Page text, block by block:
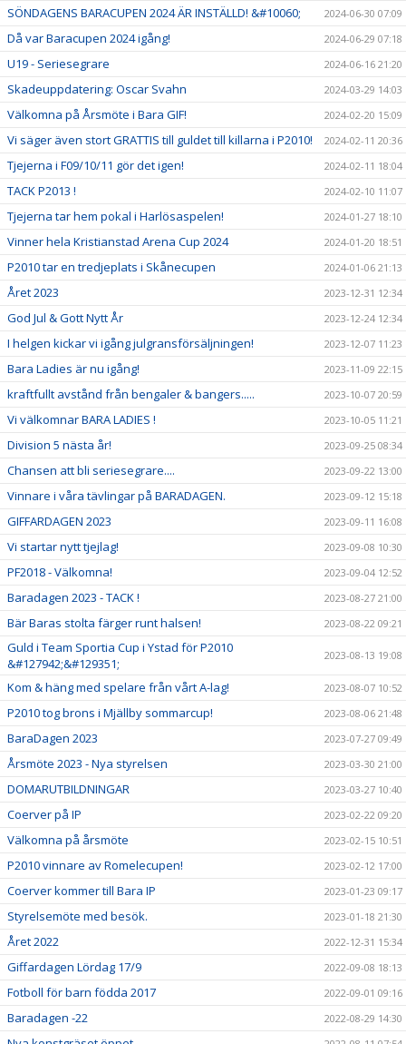
SÖNDAGENS BARACUPEN 2024 ÄR INSTÄLLD! &#10060; 2024-06-30 07:09
Då var Baracupen 2024 igång! 2024-06-29 07:18
U19 - Seriesegrare 2024-06-16 21:20
Skadeuppdatering: Oscar Svahn 2024-03-29 14:03
Välkomna på Årsmöte i Bara GIF! 2024-02-20 15:09
Vi säger även stort GRATTIS till guldet till killarna i P2010! 2024-02-11 20:36
Tjejerna i F09/10/11 gör det igen! 2024-02-11 18:04
TACK P2013 ! 2024-02-10 11:07
Tjejerna tar hem pokal i Harlösaspelen! 2024-01-27 18:10
Vinner hela Kristianstad Arena Cup 2024 2024-01-20 18:51
P2010 tar en tredjeplats i Skånecupen 2024-01-06 21:13
Året 2023 2023-12-31 12:34
God Jul & Gott Nytt År 2023-12-24 12:34
I helgen kickar vi igång julgransförsäljningen! 2023-12-07 11:23
Bara Ladies är nu igång! 2023-11-09 22:15
kraftfullt avstånd från bengaler & bangers..... 2023-10-07 20:59
Vi välkomnar BARA LADIES ! 2023-10-05 11:21
Division 5 nästa år! 2023-09-25 08:34
Chansen att bli seriesegrare.... 2023-09-22 13:00
Vinnare i våra tävlingar på BARADAGEN. 2023-09-12 15:18
GIFFARDAGEN 2023 2023-09-11 16:08
Vi startar nytt tjejlag! 2023-09-08 10:30
PF2018 - Välkomna! 2023-09-04 12:52
Baradagen 2023 - TACK ! 2023-08-27 21:00
Bär Baras stolta färger runt halsen! 2023-08-22 09:21
Guld i Team Sportia Cup i Ystad för P2010
&#127942;&#129351;
2023-08-13 19:08
Kom & häng med spelare från vårt A-lag! 2023-08-07 10:52
P2010 tog brons i Mjällby sommarcup! 2023-08-06 21:48
BaraDagen 2023 2023-07-27 09:49
Årsmöte 2023 - Nya styrelsen 2023-03-30 21:00
DOMARUTBILDNINGAR 2023-03-27 10:40
Coerver på IP 2023-02-22 09:20
Välkomna på årsmöte 2023-02-15 10:51
P2010 vinnare av Romelecupen! 2023-02-12 17:00
Coerver kommer till Bara IP 2023-01-23 09:17
Styrelsemöte med besök. 2023-01-18 21:30
Året 2022 2022-12-31 15:34
Giffardagen Lördag 17/9 2022-09-08 18:13
Fotboll för barn födda 2017 2022-09-01 09:16
Baradagen -22 2022-08-29 14:30